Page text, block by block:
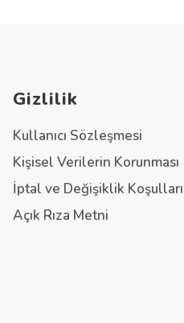
Gizlilik
Kullanıcı Sözleşmesi
Kişisel Verilerin Korunması
İptal ve Değişiklik Koşulları
Açık Rıza Metni